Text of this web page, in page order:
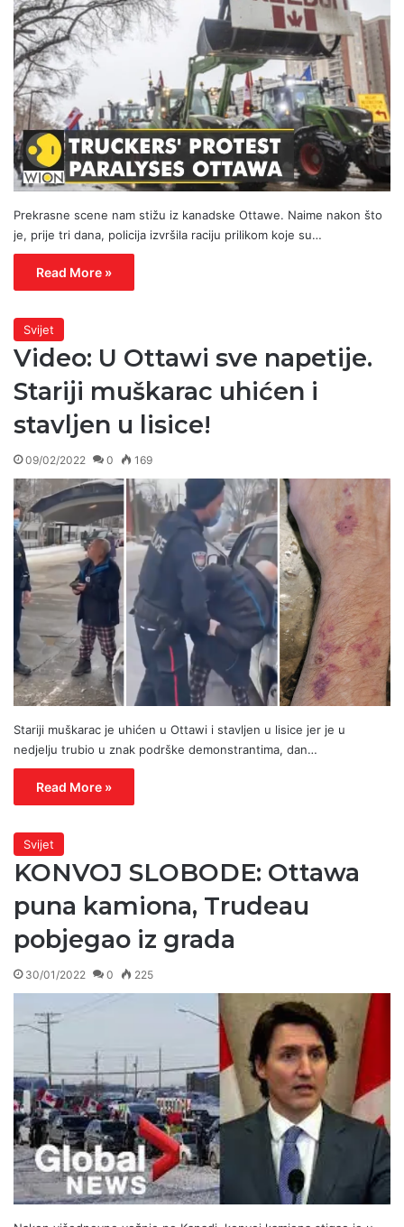
Prekrasne scene nam stižu iz kanadske Ottawe. Naime nakon što
je, prije tri dana, policija izvršila raciju prilikom koje su…
Read More »
Svijet
Video: U Ottawi sve napetije.
Stariji muškarac uhićen i
stavljen u lisice!
09/02/2022 0 169
Stariji muškarac je uhićen u Ottawi i stavljen u lisice jer je u
nedjelju trubio u znak podrške demonstrantima, dan…
Read More »
Svijet
KONVOJ SLOBODE: Ottawa
puna kamiona, Trudeau
pobjegao iz grada
30/01/2022 0 225